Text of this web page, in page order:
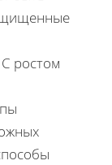
С ростом